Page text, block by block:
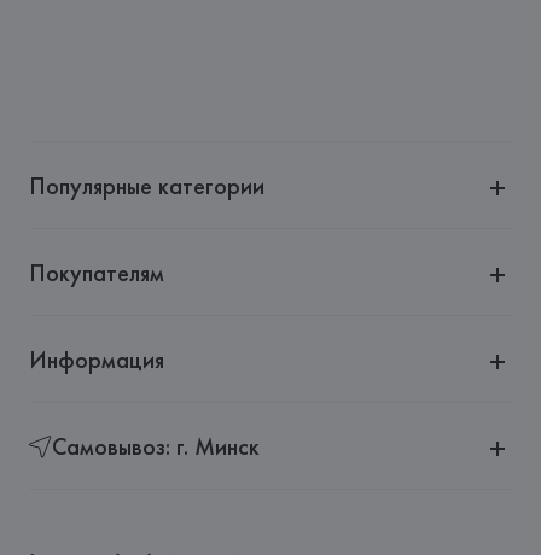
Страна происхождения товара:
Популярные категории
Покупателям
Информация
Самовывоз: г. Минск